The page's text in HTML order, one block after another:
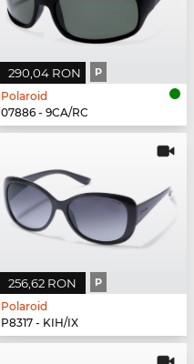
290,04 RON P
Polaroid
07886 - 9CA/RC
256,62 RON P
Polaroid
P8317 - KIH/IX